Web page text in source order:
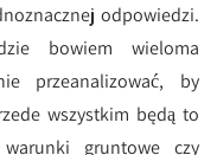
odpowiedzi.
bowiem wieloma
przeanalizować, by
wszystkim będą to
gruntowe czy